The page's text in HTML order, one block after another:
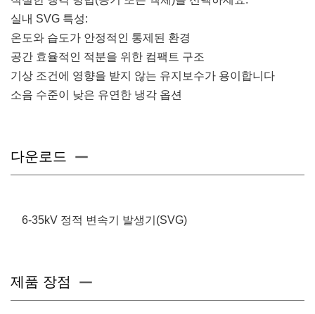
실내 SVG 특성:
온도와 습도가 안정적인 통제된 환경
공간 효율적인 적분을 위한 컴팩트 구조
기상 조건에 영향을 받지 않는 유지보수가 용이합니다
소음 수준이 낮은 유연한 냉각 옵션
다운로드
6-35kV 정적 변속기 발생기(SVG)
제품 장점